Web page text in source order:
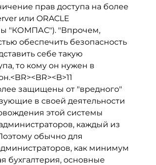
прав доступа на более
или ORACLE
"КОМПАС"). "Впрочем,
обеспечить безопасность
себе такую
то кому он нужен в
защищены от "вредного"
в своей деятельности
этой системы
каждый из
обычно для
как минимум
бухгалтерия, основные